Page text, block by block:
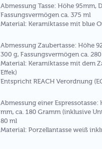
Abmessung Tasse: Höhe 95mm,
Fassungsvermögen ca. 375 ml
Material: Keramiktasse mit blue
Abmessung Zaubertasse: Höhe
300 g, Fassungsvermögen ca.
Material: Keramiktasse mit dem
Effek)
Entspricht REACH Verordnung
Abmessung einer
mm, ca. 180 Gramm (inklusive
80 ml
Material: Porzellantasse weiß